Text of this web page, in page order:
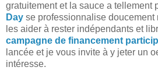
gratuitement et la sauce a tellement
Day se professionnalise doucement
les aider à rester indépendants et
campagne de financement
lancée et je vous invite à y jeter un
intéresse.